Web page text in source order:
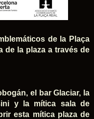
de la Plaça
de la plaza a través de
el bar Glaciar, la
y la mítica sala de
esta mítica plaza de